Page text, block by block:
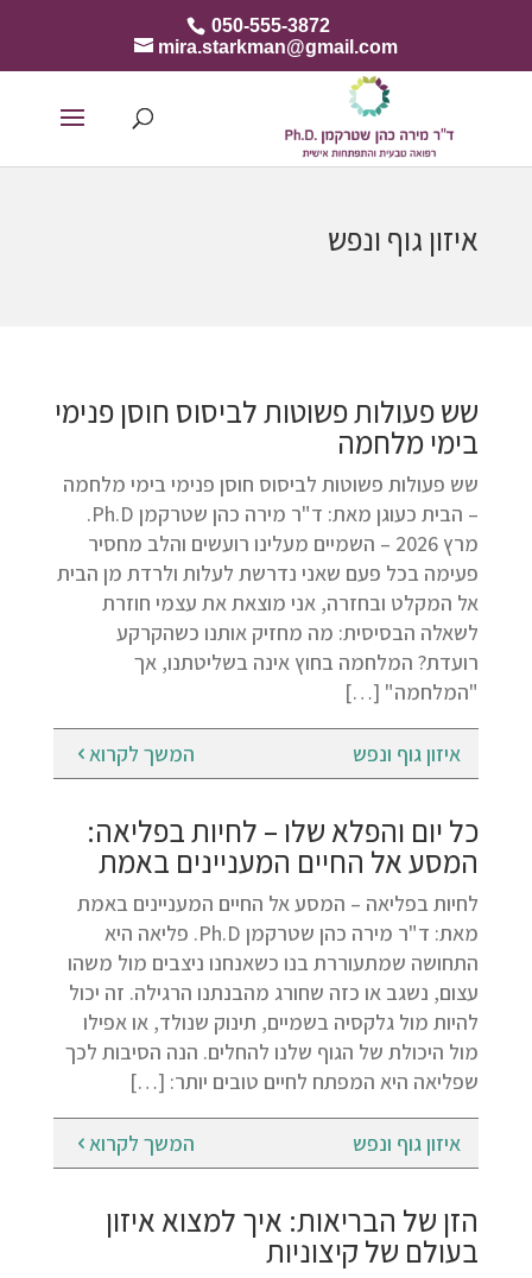
050-555-3872
mira.starkman@gmail.com
איזון גוף ונפש
שש פעולות פשוטות לביסוס חוסן פנימי
בימי מלחמה
שש פעולות פשוטות לביסוס חוסן פנימי בימי מלחמה
– הבית כעוגן מאת: ד"ר מירה כהן שטרקמן Ph.D.
מרץ 2026 – השמיים מעלינו רועשים והלב מחסיר
פעימה בכל פעם שאני נדרשת לעלות ולרדת מן הבית
אל המקלט ובחזרה, אני מוצאת את עצמי חוזרת
לשאלה הבסיסית: מה מחזיק אותנו כשהקרקע
רועדת? המלחמה בחוץ אינה בשליטתנו, אך
"המלחמה" […]
איזון גוף ונפש המשך לקרוא
כל יום והפלא שלו – לחיות בפליאה:
המסע אל החיים המעניינים באמת
לחיות בפליאה – המסע אל החיים המעניינים באמת
מאת: ד"ר מירה כהן שטרקמן Ph.D. פליאה היא
התחושה שמתעוררת בנו כשאנחנו ניצבים מול משהו
עצום, נשגב או כזה שחורג מהבנתנו הרגילה. זה יכול
להיות מול גלקסיה בשמיים, תינוק שנולד, או אפילו
מול היכולת של הגוף שלנו להחלים. הנה הסיבות לכך
שפליאה היא המפתח לחיים טובים יותר: […]
איזון גוף ונפש המשך לקרוא
הזן של הבריאות: איך למצוא איזון
בעולם של קיצוניות